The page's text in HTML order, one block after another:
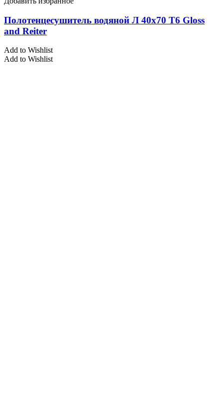
Полотенцесушитель водяной Л 40х70 Т6 Gloss
and Reiter
Add to Wishlist
Add to Wishlist